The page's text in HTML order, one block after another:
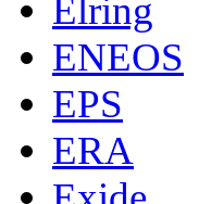
Elring
ENEOS
EPS
ERA